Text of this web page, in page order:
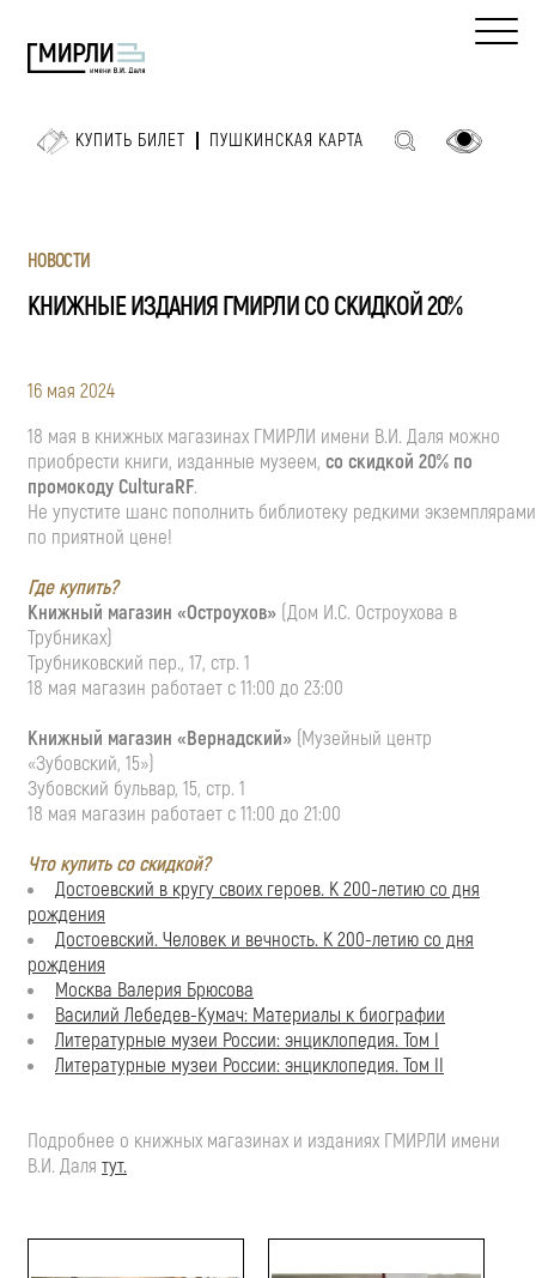
КУПИТЬ БИЛЕТ ПУШКИНСКАЯ КАРТА
НОВОСТИ
КНИЖНЫЕ ИЗДАНИЯ ГМИРЛИ СО СКИДКОЙ 20%
16 мая 2024
18 мая в книжных магазинах ГМИРЛИ имени В.И. Даля можно
приобрести книги, изданные музеем, со скидкой 20% по
промокоду CulturaRF.
Не упустите шанс пополнить библиотеку редкими экземплярами
по приятной цене!
Где купить?
Книжный магазин «Остроухов» (Дом И.С. Остроухова в
Трубниках)
Трубниковский пер., 17, стр. 1
18 мая магазин работает с 11:00 до 23:00
Книжный магазин «Вернадский» (Музейный центр
«Зубовский, 15»)
Зубовский бульвар, 15, стр. 1
18 мая магазин работает с 11:00 до 21:00
Что купить со скидкой?
Достоевский в кругу своих героев. К 200-летию со дня
рождения
Достоевский. Человек и вечность. К 200-летию со дня
рождения
Москва Валерия Брюсова
Василий Лебедев-Кумач: Материалы к биографии
Литературные музеи России: энциклопедия. Том I
Литературные музеи России: энциклопедия. Том II
Подробнее о книжных магазинах и изданиях ГМИРЛИ имени
В.И. Даля тут.